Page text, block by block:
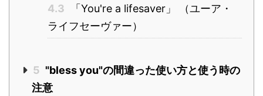
4.3
「You're a lifesaver」 （ユーア・
ライフセーヴァー）
5 "bless you"の間違った使い方と使う時の
注意